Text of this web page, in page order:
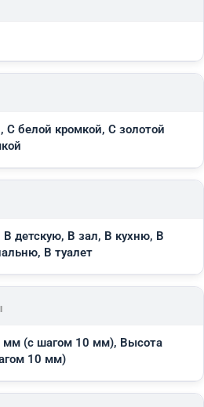
белой кромкой, С золотой
детскую, В зал, В кухню, В
В туалет
мм (с шагом 10 мм), Высота
10 мм)